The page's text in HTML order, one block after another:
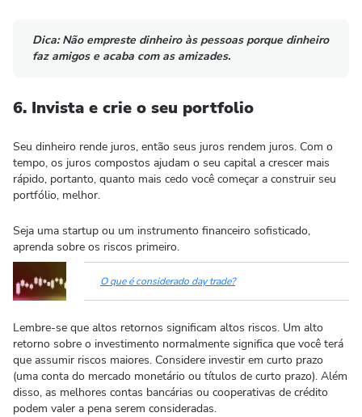
Dica: Não empreste dinheiro às pessoas porque dinheiro
faz amigos e acaba com as amizades.
6. Invista e crie o seu portfolio
Seu dinheiro rende juros, então seus juros rendem juros. Com o
tempo, os juros compostos ajudam o seu capital a crescer mais
rápido, portanto, quanto mais cedo você começar a construir seu
portfólio, melhor.
Seja uma startup ou um instrumento financeiro sofisticado,
aprenda sobre os riscos primeiro.
O que é considerado day trade?
Lembre-se que altos retornos significam altos riscos. Um alto
retorno sobre o investimento normalmente significa que você terá
que assumir riscos maiores. Considere investir em curto prazo
(uma conta do mercado monetário ou títulos de curto prazo). Além
disso, as melhores contas bancárias ou cooperativas de crédito
podem valer a pena serem consideradas.